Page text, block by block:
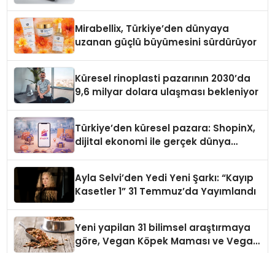
Mirabellix, Türkiye’den dünyaya
uzanan güçlü büyümesini sürdürüyor
Küresel rinoplasti pazarının 2030’da
9,6 milyar dolara ulaşması bekleniyor
Türkiye’den küresel pazara: ShopinX,
dijital ekonomi ile gerçek dünya
Ayla Selvi’den Yedi Yeni Şarkı: “Kayıp
Kasetler 1” 31 Temmuz’da Yayımlandı
Yeni yapilan 31 bilimsel araştırmaya
göre, Vegan Köpek Maması ve Vegan